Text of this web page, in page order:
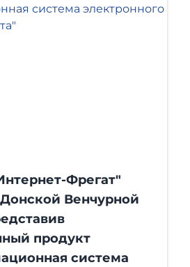
Фрегат"
Венчурной
продукт
система